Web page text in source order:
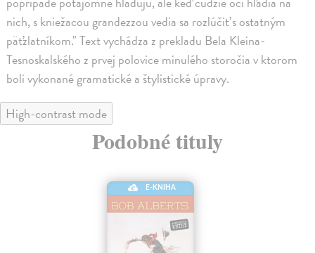
nich, s kniežacou grandezzou vedia sa rozlúčiť s ostatným
päťzlatníkom." Text vychádza z prekladu Bela Kleina-
Tesnoskalského z prvej polovice minulého storočia v ktorom
boli vykonané gramatické a štylistické úpravy.
High-contrast mode
Podobné tituly
E-KNIHA